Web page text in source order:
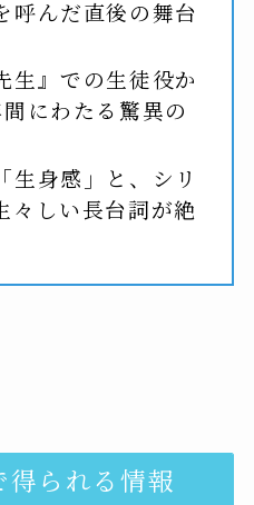
呼んだ直後の舞台
生』での生徒役か
にわたる驚異の
生身感」と、シリ
々しい長台詞が絶
得られる情報